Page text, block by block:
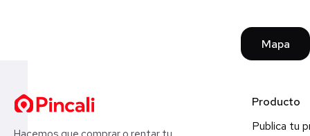
Mapa
Producto
Publica tu